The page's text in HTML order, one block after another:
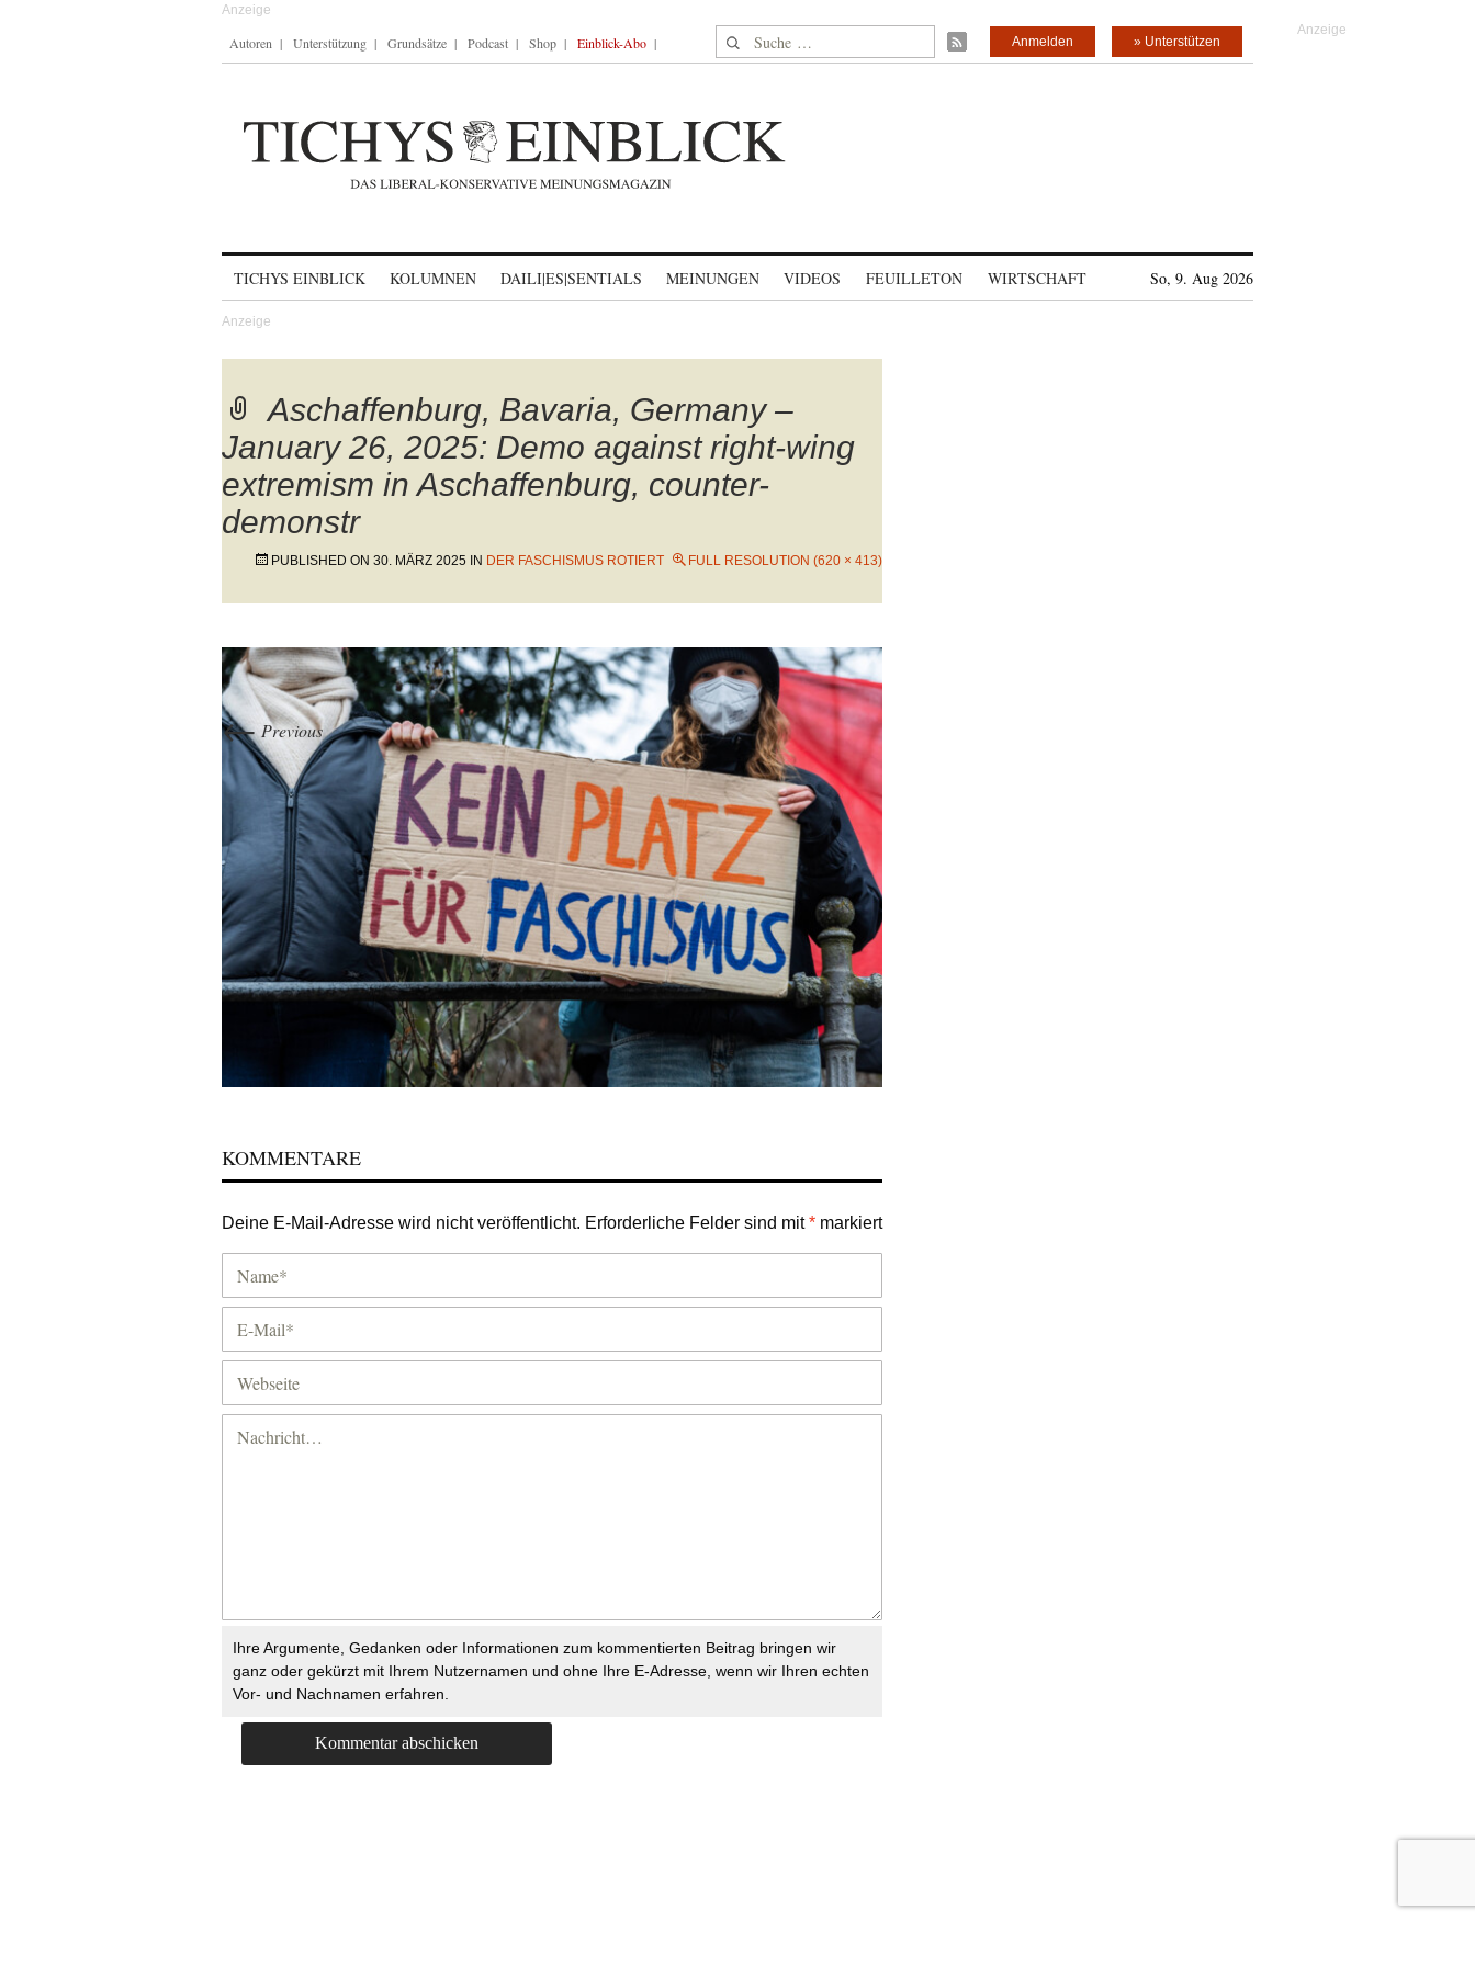
Autoren Unterstützung Grundsätze Podcast Shop Einblick-Abo Suche nach: » Unterstützen
Anmelden
TICHYS EINBLICK KOLUMNEN DAILI|ES|SENTIALS MEINUNGEN VIDEOS FEUILLETON WIRTSCHAFT So, 9. Aug 2026
Aschaffenburg, Bavaria, Germany –
January 26, 2025: Demo against right-wing
extremism in Aschaffenburg, counter-
demonstr
PUBLISHED ON 30. MÄRZ 2025 IN DER FASCHISMUS ROTIERT FULL RESOLUTION (620 × 413)
←Previous
KOMMENTARE
Deine E-Mail-Adresse wird nicht veröffentlicht. Erforderliche Felder sind mit* markiert
Ihre Argumente, Gedanken oder Informationen zum kommentierten Beitrag bringen wir
ganz oder gekürzt mit Ihrem Nutzernamen und ohne Ihre E-Adresse, wenn wir Ihren echten
Vor- und Nachnamen erfahren.